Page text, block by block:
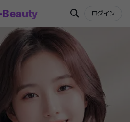
Beauty ログイン